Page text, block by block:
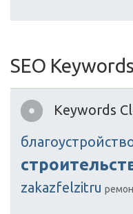
SEO Keywords
Keywords
zakazfelzitru